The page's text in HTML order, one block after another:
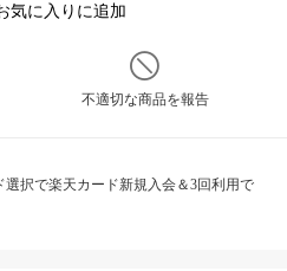
気に入りに追加
不適切な商品を報告
選択で楽天カード新規入会＆3回利用で